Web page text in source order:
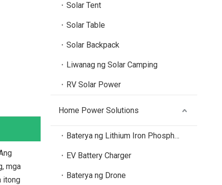
mga
itong
Solar Tent
Solar Table
Solar Backpack
Liwanag ng Solar Camping
RV Solar Power
Home Power Solutions
Baterya ng Lithium Iron Phosphate
EV Battery Charger
Baterya ng Drone